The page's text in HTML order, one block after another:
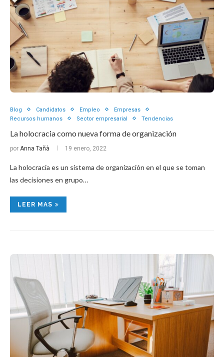
Blog Candidatos Empleo
Empresas
Recursos humanos
Sector empresarial Tendencias
La holocracia como nueva forma de organización
por Anna Tañà 19 enero, 2022
La holocracia es un sistema de organización en el que se toman
las decisiones en grupo…
LEER MAS